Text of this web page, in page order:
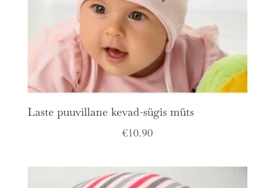
Laste puuvillane kevad-sügis müts
€10.90